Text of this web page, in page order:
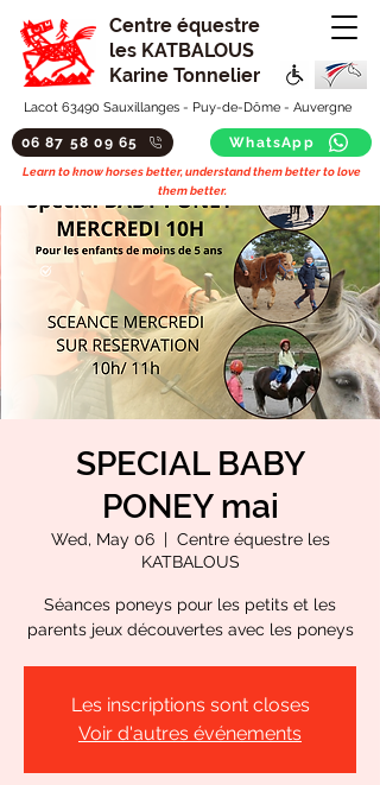
Centre équestre
les KATBALOUS
Karine Tonnelier
Lacot 63490 Sauxillanges - Puy-de-Dôme - Auvergne
06 87 58 09 65 WhatsApp
Learn to know horses better, understand them better to love
them better.
SPECIAL BABY
PONEY mai
Wed, May 06
  |
Centre équestre les
KATBALOUS
Séances poneys pour les petits et les
parents jeux découvertes avec les poneys
Les inscriptions sont closes
Voir d'autres événements